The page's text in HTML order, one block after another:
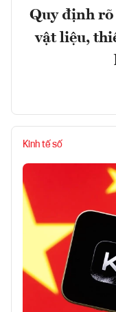
Quy định rõ
vật liệu,
Kinh tế số